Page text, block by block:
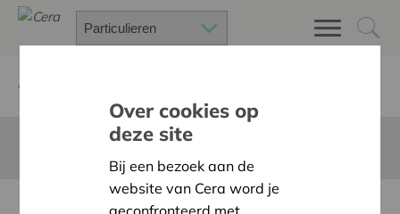
Over cookies op
deze site
Bij een bezoek aan de
website van Cera word je
geconfronteerd met